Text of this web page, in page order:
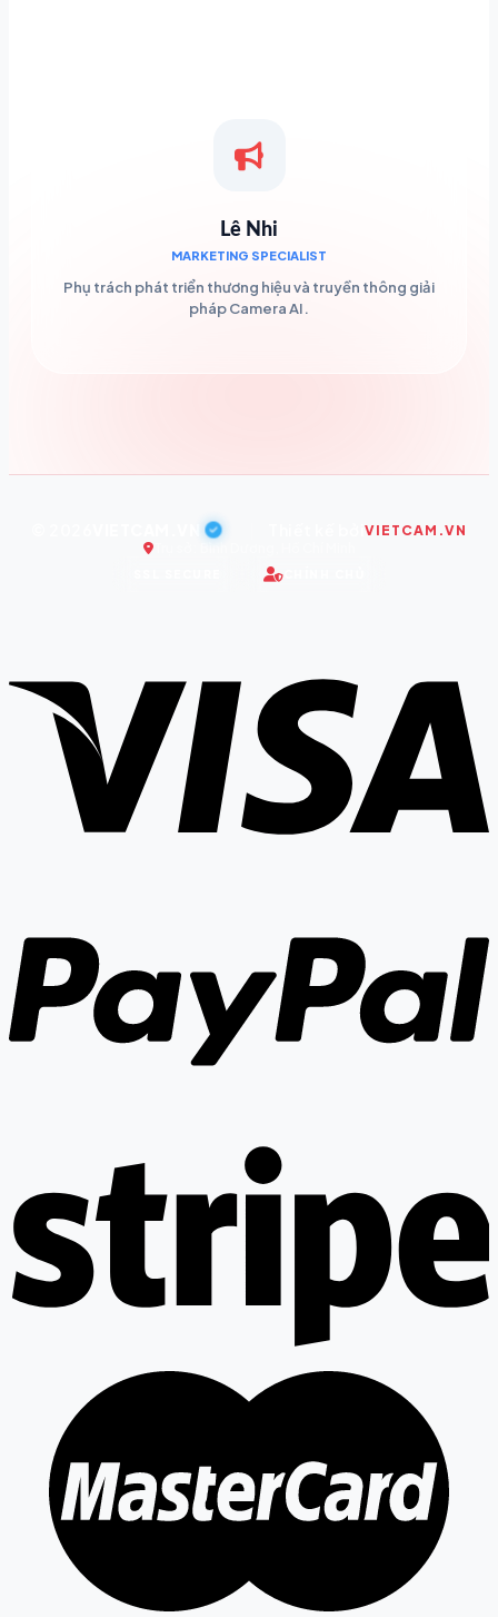
Lê Nhi
MARKETING SPECIALIST
Phụ trách phát triển thương hiệu và truyền thông giải
pháp Camera AI.
VIETCAM.VN
Trụ sở: Bình Dương, Hồ Chí Minh
CHÍNH CHỦ